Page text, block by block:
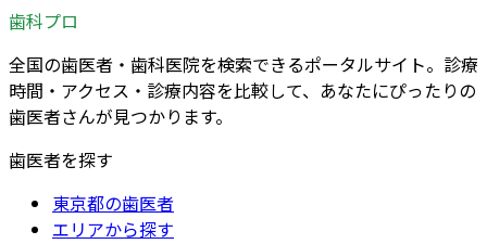
歯科プロ
全国の歯医者・歯科医院を検索できるポータルサイト。診療
時間・アクセス・診療内容を比較して、あなたにぴったりの
歯医者さんが見つかります。
歯医者を探す
東京都の歯医者
エリアから探す